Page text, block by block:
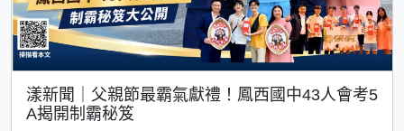
漾新聞｜父親節最霸氣獻禮！鳳西國中43人會考5
A揭開制霸秘笈